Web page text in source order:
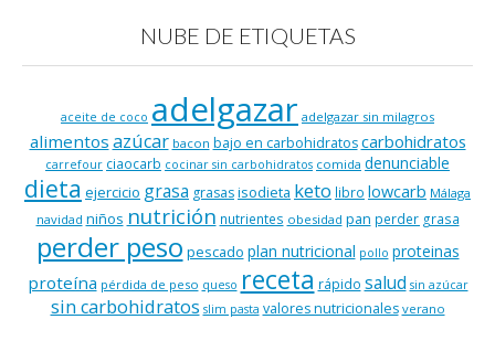
NUBE DE ETIQUETAS
aceite de coco adelgazar adelgazar sin milagros
alimentos azúcar bacon bajo en carbohidratos carbohidratos
carrefour ciaocarb cocinar sin carbohidratos comida denunciable
dieta ejercicio grasa grasasisodieta keto libro lowcarb Málaga
navidad niños nutrición nutrientes obesidad pan perder grasa
perder peso pescado plan nutricional pollo proteinas
proteína pérdida de peso queso receta rápido salud sin azúcar
sin carbohidratos slim pasta valores nutricionales verano